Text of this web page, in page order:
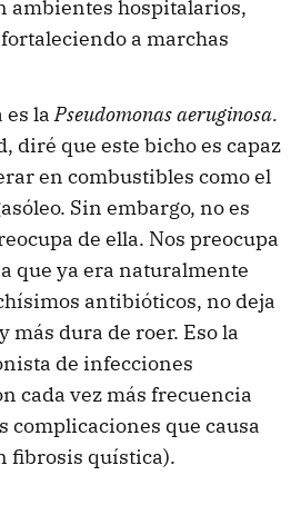
ambientes hospitalarios,
a marchas
es laPseudomonas aeruginosa.
diré que este bicho es capaz
en combustibles como el
Sin embargo, no es
de ella. Nos preocupa
que ya era naturalmente
antibióticos, no deja
más dura de roer. Eso la
de infecciones
cada vez más frecuencia
complicaciones que causa
fibrosis quística).